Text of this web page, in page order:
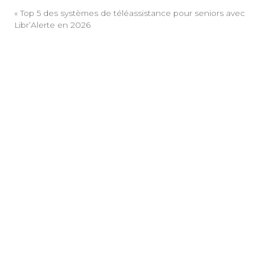
Virales en Z
en 2026
«Top 5 des systèmes de téléassistance pour seniors avec
Libr’Alerte en 2026